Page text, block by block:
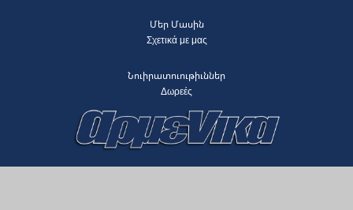
Մեր Մասին
Σχετικά με μας
Նուիրատուութիւններ
Δωρεές